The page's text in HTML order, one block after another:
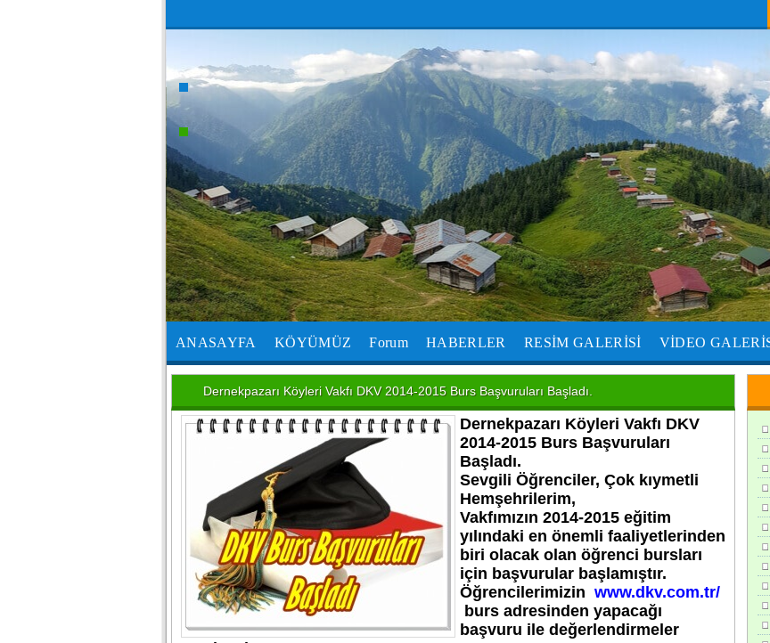
ANASAYFA KÖYÜMÜZ Forum HABERLER RESİM GALERİSİ VİDEO
Dernekpazarı Köyleri Vakfı DKV 2014-2015 Burs Başvuruları Başladı.
Dernekpazarı Köyleri Vakfı DKV
2014-2015 Burs Başvuruları
Başladı.
Sevgili Öğrenciler, Çok kıymetli
Hemşehrilerim,
Vakfımızın 2014-2015 eğitim
yılındaki en önemli faaliyetlerinden
biri olacak olan öğrenci bursları
için başvurular başlamıştır.
Öğrencilerimizin www.dkv.com.tr/
burs adresinden yapacağı
başvuru ile değerlendirmeler